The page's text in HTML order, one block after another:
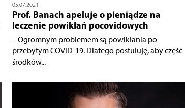
05.07.2021
Prof. Banach apeluje o pieniądze na
leczenie powikłań pocovidowych
– Ogromnym problemem są powikłania po
przebytym COVID-19. Dlatego postuluję, aby część
środków...